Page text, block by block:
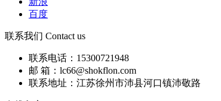
百度
联系我们 Contact us
联系电话：15300721948
邮 箱：lc66@shokflon.com
联系地址：江苏徐州市沛县河口镇沛敬路